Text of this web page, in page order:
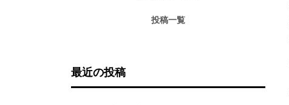
投稿一覧
最近の投稿